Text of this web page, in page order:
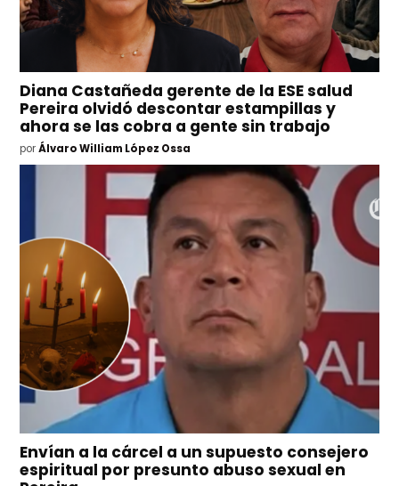
Diana Castañeda gerente de la ESE salud
Pereira olvidó descontar estampillas y
ahora se las cobra a gente sin trabajo
por Álvaro William López Ossa
Envían a la cárcel a un supuesto consejero
espiritual por presunto abuso sexual en